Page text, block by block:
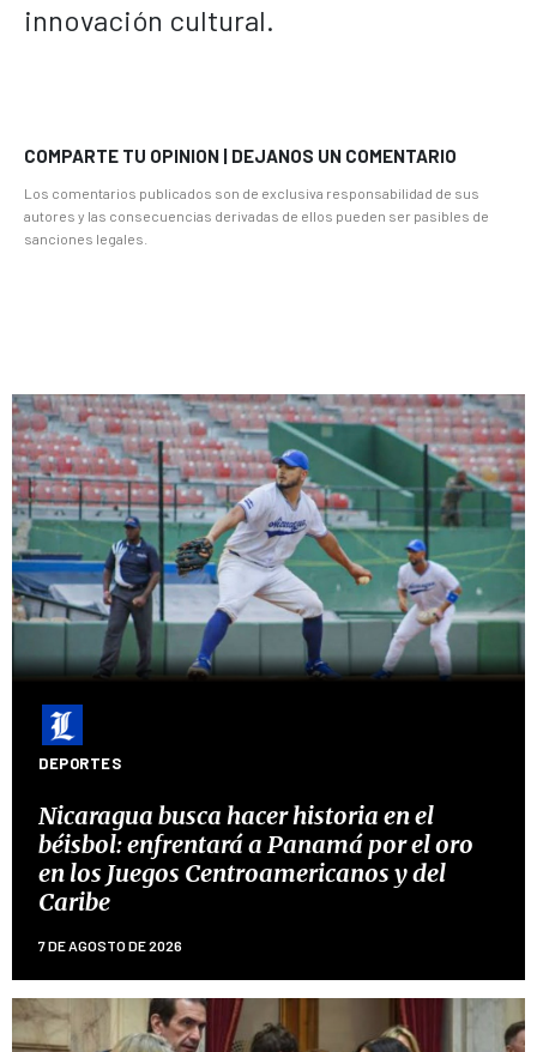
innovación cultural.
COMPARTE TU OPINION | DEJANOS UN COMENTARIO
Los comentarios publicados son de exclusiva responsabilidad de sus
autores y las consecuencias derivadas de ellos pueden ser pasibles de
sanciones legales.
DEPORTES
Nicaragua busca hacer historia en el
béisbol: enfrentará a Panamá por el oro
en los Juegos Centroamericanos y del
Caribe
7 DE AGOSTO DE 2026